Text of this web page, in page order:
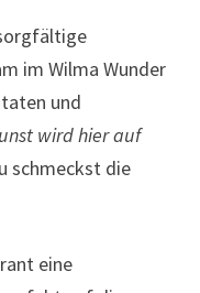
im Wilma Wunder
und
wird hier auf
schmeckst die
eine